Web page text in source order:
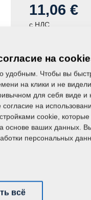
11,06 €
с НДС
докупить:
на
удобным. Чтобы вы
на клики и не видели
для себя виде и
на
cookie, которые
основе ваших данных.
персональных
всё